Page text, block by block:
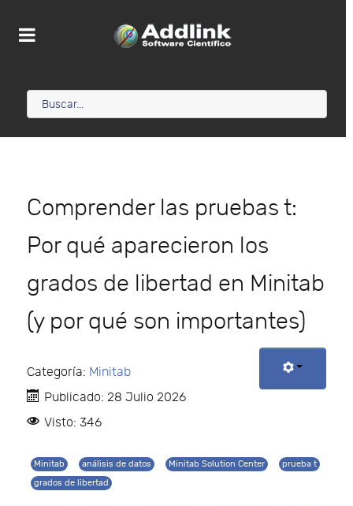
Comprender las pruebas t:
Por qué aparecieron los
grados de libertad en Minitab
(y por qué son importantes)
Categoría: Minitab
Publicado: 28 Julio 2026
Visto: 346
Minitab análisis de datos Minitab Solution Center
prueba t
grados de libertad